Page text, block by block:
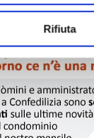
Rifiuta